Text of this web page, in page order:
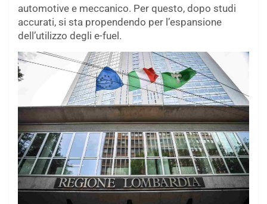
automotive e meccanico. Per questo, dopo studi
accurati, si sta propendendo per l’espansione
dell’utilizzo degli e-fuel.